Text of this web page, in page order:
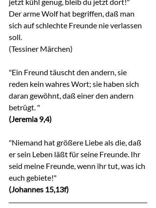
Der arme Wolf hat begriffen, daß man
sich auf schlechte Freunde nie verlassen
soll.
(Tessiner Märchen)
"Ein Freund täuscht den andern, sie
reden kein wahres Wort; sie haben sich
daran gewöhnt, daß einer den andern
betrügt. "
(Jeremia 9,4)
"Niemand hat größere Liebe als die, daß
er sein Leben läßt für seine Freunde. Ihr
seid meine Freunde, wenn ihr tut, was ich
euch gebiete!"
(Johannes 15,13f)